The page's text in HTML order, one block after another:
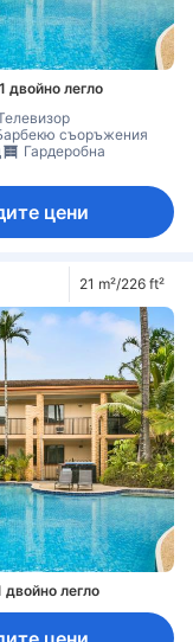
1 двойно легло
съоръжения
Гардеробна
цени
21 m²/226 ft²
двойно легло